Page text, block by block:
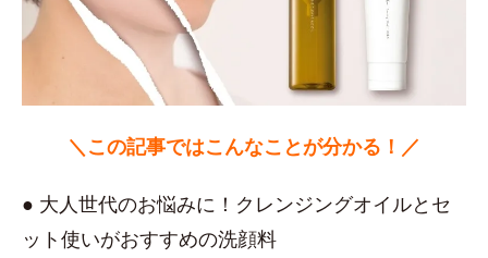
＼この記事ではこんなことが分かる！／
● 大人世代のお悩みに！クレンジングオイルとセ
ット使いがおすすめの洗顔料